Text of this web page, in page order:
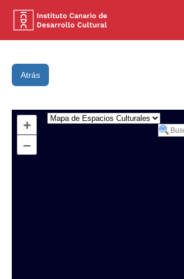
Atrás